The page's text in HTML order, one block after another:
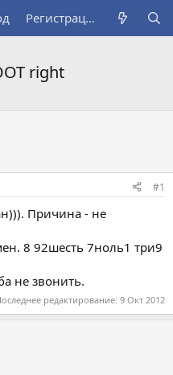
Регистрация
right
#1
Причина - не
8 92шесть 7ноль1 три9
не звонить.
редактирование: 9 Окт 2012